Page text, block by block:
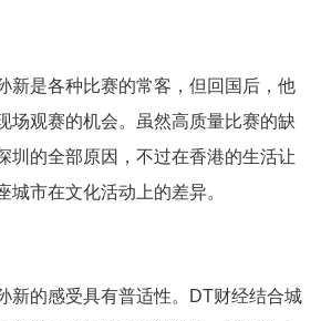
新是各种比赛的常客，但回国后，他
场观赛的机会。虽然高质量比赛的缺
圳的全部原因，不过在香港的生活让
城市在文化活动上的差异。
新的感受具有普适性。DT财经结合城